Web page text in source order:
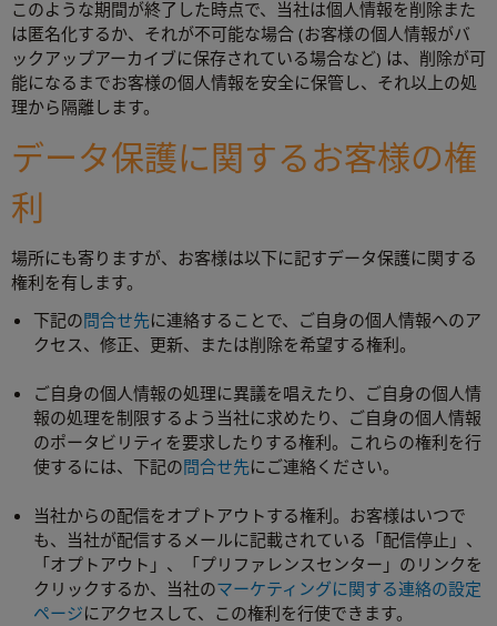
このような期間が終了した時点で、当社は個人情報を削除また
は匿名化するか、それが不可能な場合 (お客様の個人情報がバ
ックアップアーカイブに保存されている場合など) は、削除が可
能になるまでお客様の個人情報を安全に保管し、それ以上の処
理から隔離します。
データ保護に関するお客様の権
利
場所にも寄りますが、お客様は以下に記すデータ保護に関する
権利を有します。
下記の問合せ先に連絡することで、ご自身の個人情報へのア
クセス、修正、更新、または削除を希望する権利。
ご自身の個人情報の処理に異議を唱えたり、ご自身の個人情
報の処理を制限するよう当社に求めたり、ご自身の個人情報
のポータビリティを要求したりする権利。これらの権利を行
使するには、下記の問合せ先にご連絡ください。
当社からの配信をオプトアウトする権利。お客様はいつで
も、当社が配信するメールに記載されている「配信停止」、
「オプトアウト」、「プリファレンスセンター」のリンクを
クリックするか、当社のマーケティングに関する連絡の設定
ページにアクセスして、この権利を行使できます。